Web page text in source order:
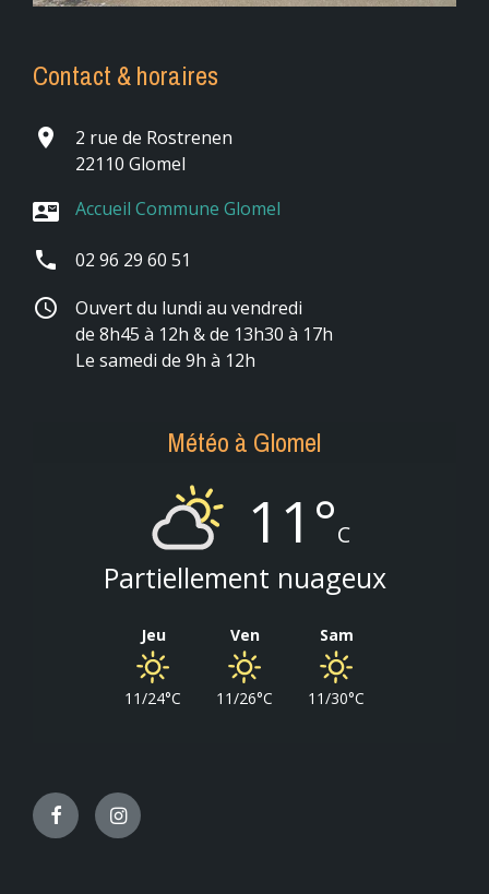
Contact & horaires
place
2 rue de Rostrenen
22110 Glomel
contact_mail Accueil Commune Glomel
phone 02 96 29 60 51
schedule
Ouvert du lundi au vendredi
de 8h45 à 12h & de 13h30 à 17h
Le samedi de 9h à 12h
Météo à Glomel
11°C
Partiellement nuageux
Jeu
11/24°C
Ven
11/26°C
Sam
11/30°C
FacebookInstagram